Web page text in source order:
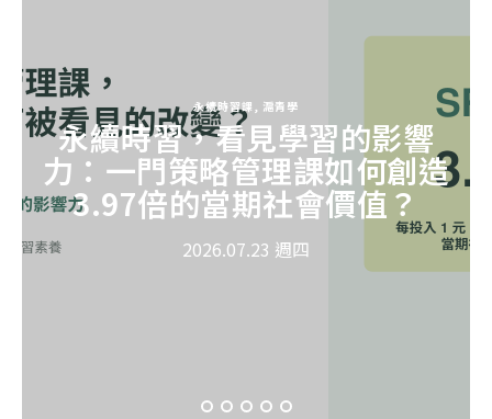
永續時習課 , 滬青學
永續時習，看見學習的影響
力：一門策略管理課如何創造
3.97倍的當期社會價值？
2026.07.23 週四